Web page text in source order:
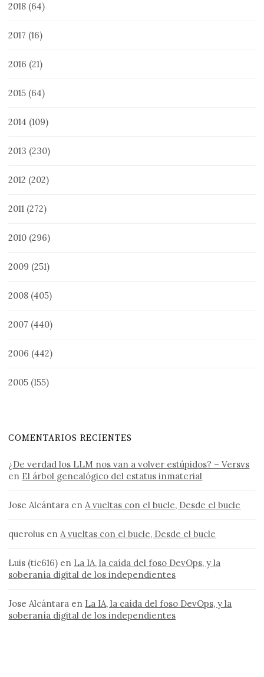
2018 (64)
2017 (16)
2016 (21)
2015 (64)
2014 (109)
2013 (230)
2012 (202)
2011 (272)
2010 (296)
2009 (251)
2008 (405)
2007 (440)
2006 (442)
2005 (155)
COMENTARIOS RECIENTES
¿De verdad los LLM nos van a volver estúpidos? – Versvs
en El árbol genealógico del estatus inmaterial
Jose Alcántara enA vueltas con el bucle, Desde el bucle
querolus enA vueltas con el bucle, Desde el bucle
Luis (tic616) en La IA, la caída del foso DevOps, y la
soberanía digital de los independientes
Jose Alcántara en La IA, la caída del foso DevOps, y la
soberanía digital de los independientes